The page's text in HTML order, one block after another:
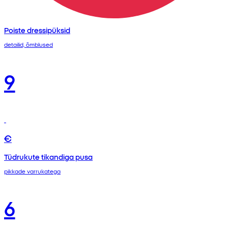
Poiste dressipüksid
detailid, õmblused
9
€
Tüdrukute tikandiga pusa
pikkade varrukatega
6